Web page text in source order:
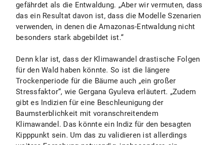
gefährdet als die Entwaldung. „Aber wir vermuten, dass
das ein Resultat davon ist, dass die Modelle Szenarien
verwenden, in denen die Amazonas-Entwaldung nicht
besonders stark abgebildet ist.“
Denn klar ist, dass der Klimawandel drastische Folgen
für den Wald haben könnte. So ist die längere
Trockenperiode für die Bäume auch „ein großer
Stressfaktor“, wie Gergana Gyuleva erläutert. „Zudem
gibt es Indizien für eine Beschleunigung der
Baumsterblichkeit mit voranschreitendem
Klimawandel. Das könnte ein Indiz für den besagten
Kipppunkt sein. Um das zu validieren ist allerdings